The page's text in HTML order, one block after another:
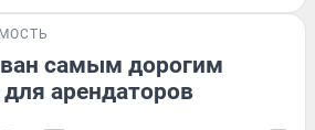
самым дорогим
арендаторов